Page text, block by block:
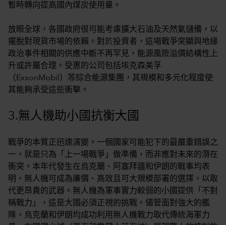
暫時轉向提高國內煤炭使用量。
放眼全球，各國政府很可能考慮擴大石油及天然氣儲備，以
擺脫對現貨市場的依賴。對於投資者，這場戰爭突顯與地緣
政治事件相關的供應中斷不再罕見，能源風險溢價結構性上
升或許屬合理。受惠的公司包括埃克森美孚
（ExxonMobil）等綜合能源集團，其規模和多元化程度使
其能夠承受這些衝擊。
3.無人機助小國抗衡大國
戰爭的本質正迅速演變。一個國家可能犯下的最嚴重錯誤之
一，就是只為「上一場戰爭」做準備，而非應對未來的潛在
衝突。本年代發生在烏克蘭、阿塞拜疆和伊朗的戰事均表
明，無人機可成為廉價、高效且可大規模部署的選擇，以取
代更昂貴的武器。無人機為軍事實力較弱的小國提供「不對
稱戰力」，這是大國必須正視的挑戰。儘管面對強大的艦
隊，烏克蘭和伊朗均成功利用無人機戰力取代傳統海軍力